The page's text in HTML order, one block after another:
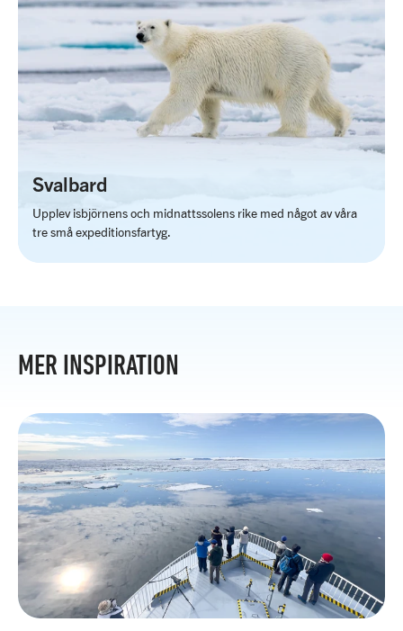
Svalbard
Upplev isbjörnens och midnattssolens rike med något av våra
tre små expeditionsfartyg.
MER INSPIRATION